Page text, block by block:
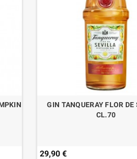
GIN TANQUERAY FLOR DE
CL.70
29,90 €